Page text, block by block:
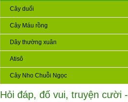
Cây duối
Cây Máu rồng
Dây thường xuân
Atisô
Cây Nho Chuỗi Ngọc
Hỏi đáp, đố vui, truyện cười -